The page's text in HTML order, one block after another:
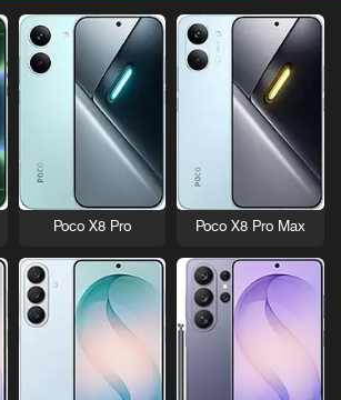
Poco X8 Pro Max
Poco X8 Pro